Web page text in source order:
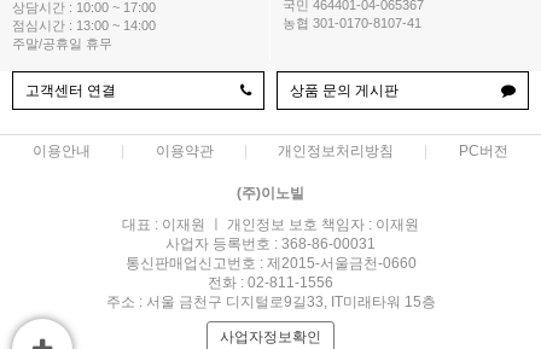
상담시간 : 10:00 ~ 17:00
점심시간 : 13:00 ~ 14:00
주말/공휴일 휴무
국민 464401-04-065367
농협 301-0170-8107-41
고객센터 연결 상품 문의 게시판
이용안내 이용약관 개인정보처리방침 PC버전
(주)이노빌
대표 : 이재원 ㅣ 개인정보 보호 책임자 : 이재원
사업자 등록번호 : 368-86-00031
통신판매업신고번호 : 제2015-서울금천-0660
전화 : 02-811-1556
주소 : 서울 금천구 디지털로9길33, IT미래타워 15층
사업자정보확인